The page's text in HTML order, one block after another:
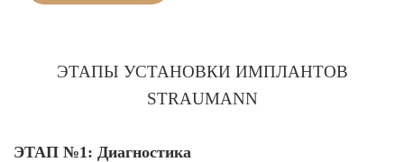
ЭТАПЫ УСТАНОВКИ ИМПЛАНТОВ
STRAUMANN
ЭТАП №1: Диагностика